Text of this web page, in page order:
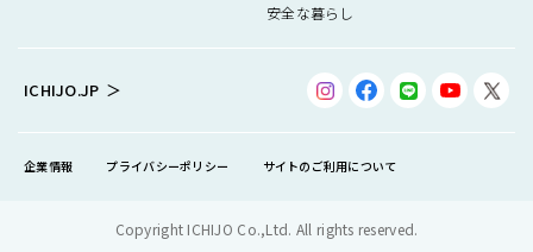
安全な暮らし
ICHIJO.JP
企業情報 プライバシーポリシー サイトのご利用について
Copyright ICHIJO Co.,Ltd. All rights reserved.